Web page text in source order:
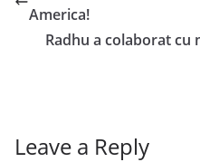
America!
Radhu a colaborat
Leave a Reply